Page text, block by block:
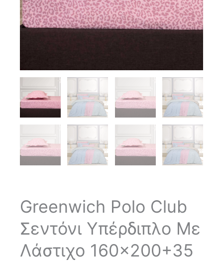
Greenwich Polo Club
Σεντόνι Υπέρδιπλο Με
Λάστιχο 160×200+35